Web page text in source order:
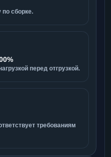
сборке.
перед отгрузкой.
требованиям